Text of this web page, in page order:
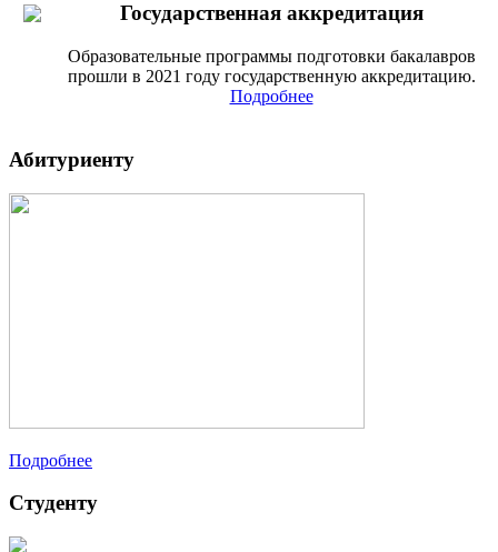
Государственная аккредитация
Образовательные программы подготовки бакалавров
прошли в 2021 году государственную аккредитацию.
Подробнее
Абитуриенту
Подробнее
Студенту